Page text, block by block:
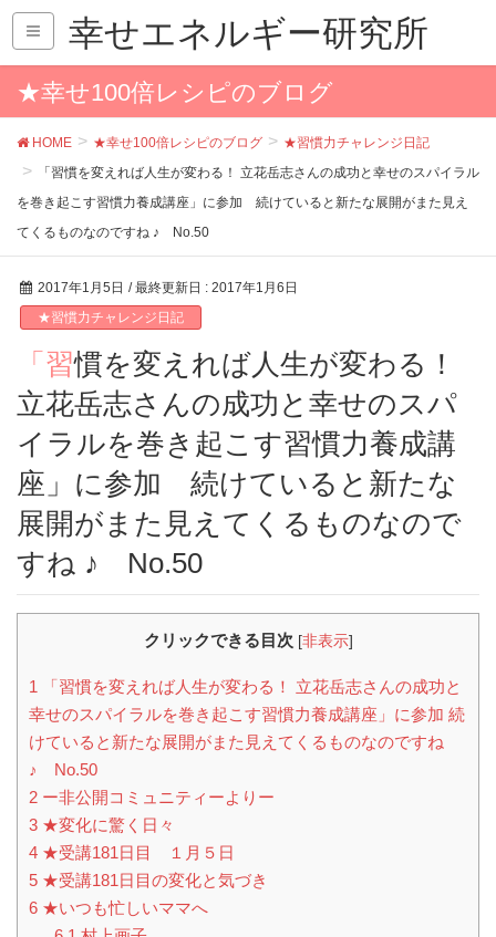
幸せエネルギー研究所
★幸せ100倍レシピのブログ
HOME ★幸せ100倍レシピのブログ
★習慣力チャレンジ日記
「習慣を変えれば人生が変わる！ 立花岳志さんの成功と幸せのスパイラル
を巻き起こす習慣力養成講座」に参加 続けていると新たな展開がまた見え
てくるものなのですね ♪ No.50
2017年1月5日 / 最終更新日 : 2017年1月6日
★習慣力チャレンジ日記
「習慣を変えれば人生が変わる！
立花岳志さんの成功と幸せのスパ
イラルを巻き起こす習慣力養成講
座」に参加 続けていると新たな
展開がまた見えてくるものなので
すね ♪ No.50
クリックできる目次 [非表示]
1 「習慣を変えれば人生が変わる！ 立花岳志さんの成功と
幸せのスパイラルを巻き起こす習慣力養成講座」に参加 続
けていると新たな展開がまた見えてくるものなのですね
♪ No.50
2 ー非公開コミュニティーよりー
3 ★変化に驚く日々
4 ★受講181日目 １月５日
5 ★受講181日目の変化と気づき
6 ★いつも忙しいママへ